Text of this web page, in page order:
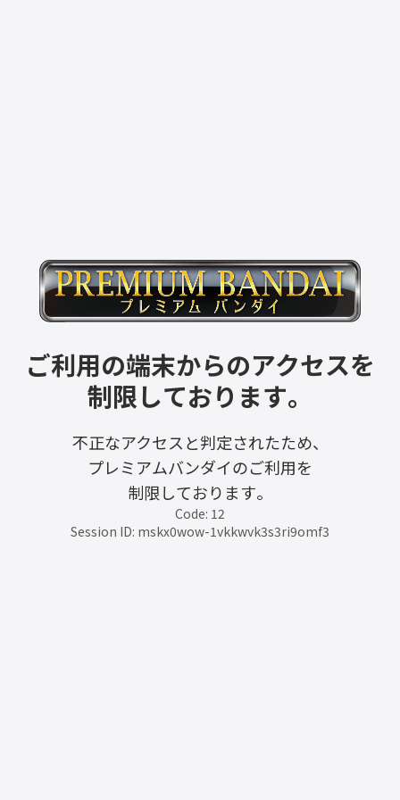
ご利用の端末からのアクセスを
制限しております。
不正なアクセスと判定されたため、
プレミアムバンダイのご利用を
制限しております。
Code: 12
Session ID: mskx0wow-1vkkwvk3s3ri9omf3